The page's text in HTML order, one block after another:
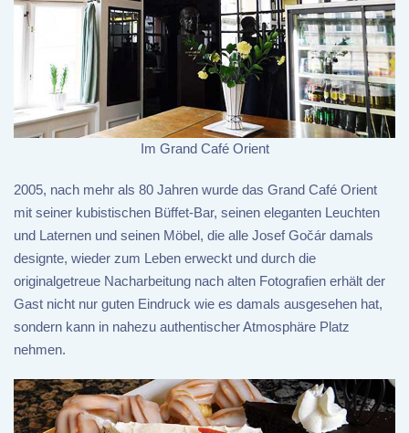
Im Grand Café Orient
2005, nach mehr als 80 Jahren wurde das Grand Café Orient
mit seiner kubistischen Büffet-Bar, seinen eleganten Leuchten
und Laternen und seinen Möbel, die alle Josef Gočár damals
designte, wieder zum Leben erweckt und durch die
originalgetreue Nacharbeitung nach alten Fotografien erhält der
Gast nicht nur guten Eindruck wie es damals ausgesehen hat,
sondern kann in nahezu authentischer Atmosphäre Platz
nehmen.